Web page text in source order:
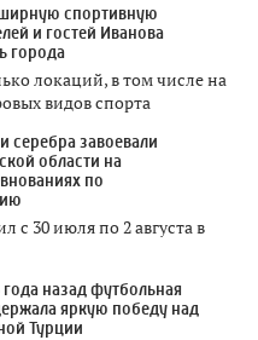
спортивную
и гостей Иванова
города
локаций, в том числе на
видов спорта
серебра завоевали
области на
по
с 30 июля по 2 августа в
года назад футбольная
яркую победу над
Турции